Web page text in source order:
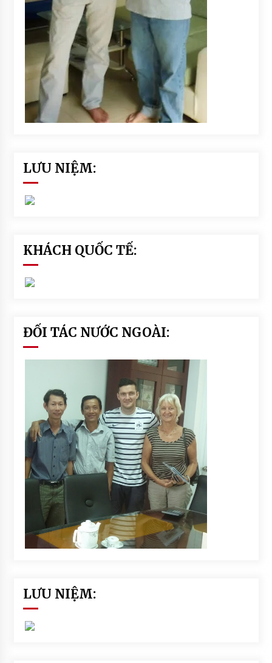
LƯU NIỆM:
KHÁCH QUỐC TẾ:
ĐỐI TÁC NƯỚC NGOÀI:
LƯU NIỆM: